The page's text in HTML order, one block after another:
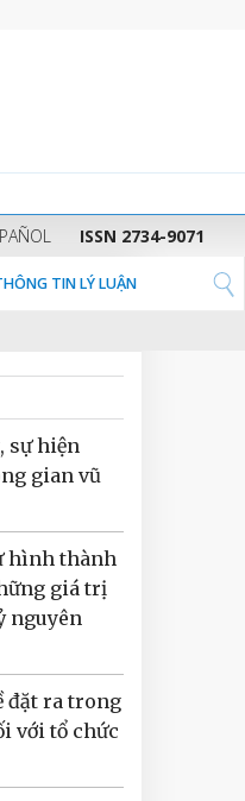
ISSN 2734-9071
TIN LÝ LUẬN
LỰC - HIỆU QUẢ” THEO
sự hiện
gian vũ
hình thành
giá trị
nguyên
đặt ra trong
với tổ chức